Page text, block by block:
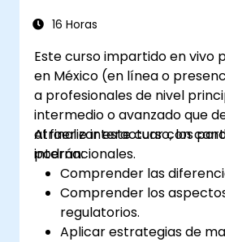
16 Horas
Este curso impartido en vivo
en México (en línea o
a profesionales de nivel
intermedio o avanzado que
atraer e interactuar con
internacionales.
Al finalizar este curso, los
podrán:
Comprender las
Comprender los
regulatorios.
Aplicar estrategias de